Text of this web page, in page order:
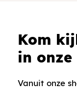
Kom
in onze
Vanuit onze